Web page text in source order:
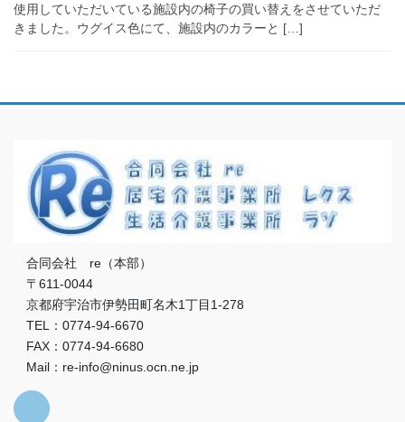
使用していただいている施設内の椅子の買い替えをさせていただ
きました。ウグイス色にて、施設内のカラーと […]
合同会社 re（本部）
〒611-0044
京都府宇治市伊勢田町名木1丁目1-278
TEL：0774-94-6670
FAX：0774-94-6680
Mail：re-info@ninus.ocn.ne.jp